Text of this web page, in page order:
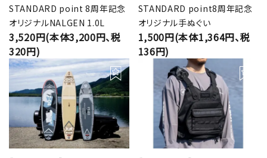
STANDARD point 8周年記念
オリジナルNALGEN 1.0L
3,520円(本体3,200円、税
320円)
STANDARD point8周年記念
オリジナル手ぬぐい
1,500円(本体1,364円、税
136円)